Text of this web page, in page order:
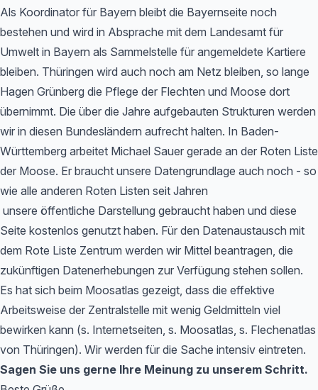
Als Koordinator für Bayern bleibt die Bayernseite noch
bestehen und wird in Absprache mit dem Landesamt für
Umwelt in Bayern als Sammelstelle für angemeldete Kartiere
bleiben. Thüringen wird auch noch am Netz bleiben, so lange
Hagen Grünberg die Pflege der Flechten und Moose dort
übernimmt. Die über die Jahre aufgebauten Strukturen werden
wir in diesen Bundesländern aufrecht halten. In Baden-
Württemberg arbeitet Michael Sauer gerade an der Roten Liste
der Moose. Er braucht unsere Datengrundlage auch noch - so
wie alle anderen Roten Listen seit Jahren
unsere öffentliche Darstellung gebraucht haben und diese
Seite kostenlos genutzt haben. Für den Datenaustausch mit
dem Rote Liste Zentrum werden wir Mittel beantragen, die
zukünftigen Datenerhebungen zur Verfügung stehen sollen.
Es hat sich beim Moosatlas gezeigt, dass die effektive
Arbeitsweise der Zentralstelle mit wenig Geldmitteln viel
bewirken kann (s. Internetseiten, s. Moosatlas, s. Flechenatlas
von Thüringen). Wir werden für die Sache intensiv eintreten.
Sagen Sie uns gerne Ihre Meinung zu unserem Schritt.